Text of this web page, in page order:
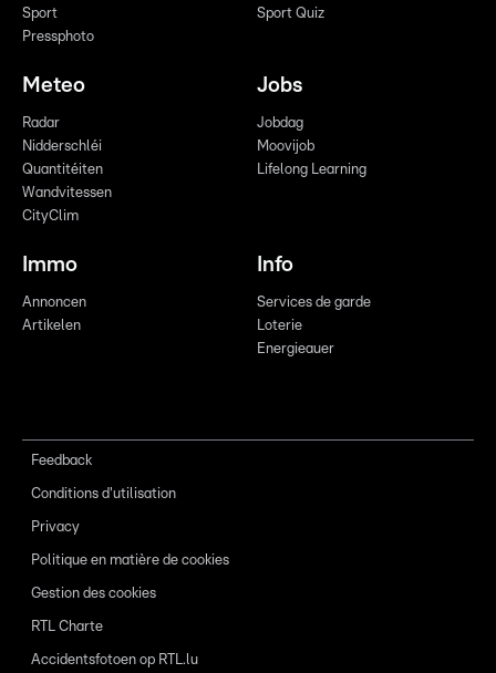
Sport
Pressphoto
Sport Quiz
Meteo
Radar
Nidderschléi
Quantitéiten
Wandvitessen
CityClim
Jobs
Jobdag
Moovijob
Lifelong Learning
Immo
Annoncen
Artikelen
Info
Services de garde
Loterie
Energieauer
Feedback
Conditions d'utilisation
Privacy
Politique en matière de cookies
Gestion des cookies
RTL Charte
Accidentsfotoen op RTL.lu